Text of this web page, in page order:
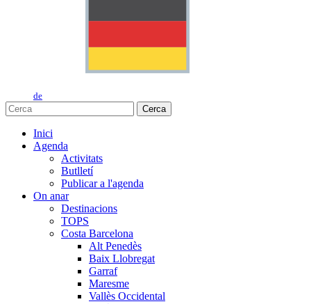
de
Cerca
Inici
Agenda
Activitats
Butlletí
Publicar a l'agenda
On anar
Destinacions
TOPS
Costa Barcelona
Alt Penedès
Baix Llobregat
Garraf
Maresme
Vallès Occidental